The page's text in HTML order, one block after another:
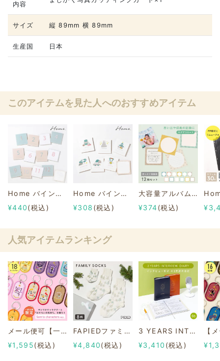
内容
サイズ 縦 89mm 横 89mm
生産国 日本
このアイテムを見た人へのおすすめアイテム
Home バインダーアルバム ナンバー＆ログカードセット
¥440(税込)
Home バインダーアルバム イベント＆ログカードセット
¥308 (税込)
大容量アルバムシリーズ 【ログデコカード】ましかく写真用
¥374(税込)
人気アイテムランキング
メール便可【一部店舗限定】2/8b PAIR KEY RING Sanrio characters ver.
¥1,595(税込)
FAPIEDファミリーソックスセット 総柄
¥4,840(税込)
3 YEARS INTERVIEW DIARY
¥3,410 (税込)